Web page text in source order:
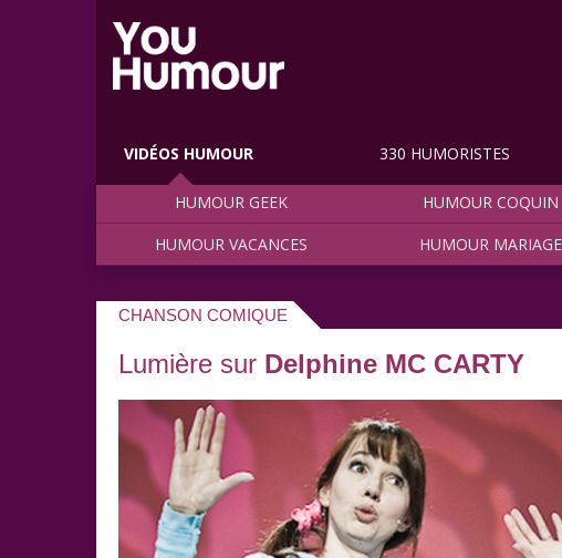
VIDÉOS HUMOUR
HUMOUR GEEK HUMOUR COQUIN
HUMOUR VACANCES
HUMOUR MARIAGE
330 HUMORISTES
CHANSON COMIQUE
Lumière sur Delphine MC CARTY